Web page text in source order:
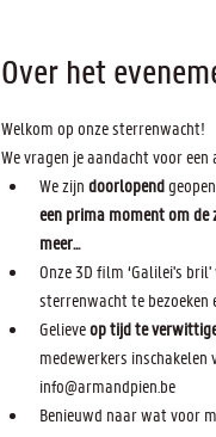
Over het
Welkom op onze sterrenwacht!
We vragen je aandacht voor
We zijn doorlopend
een prima moment om de
meer...
Onze 3D film ‘Galilei's
sterrenwacht te bezoeken
Gelieve op tijd te
medewerkers
info@armandpien.be
Benieuwd naar wat voor